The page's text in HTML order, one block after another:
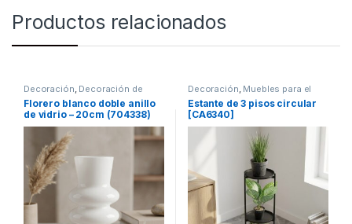
Productos relacionados
Decoración, Decoración de
mesas
Florero blanco doble anillo
de vidrio – 20cm (704338)
Decoración, Muebles para el
hogar , Organizadores &
Almacenamiento
Estante de 3 pisos circular
[CA6340]